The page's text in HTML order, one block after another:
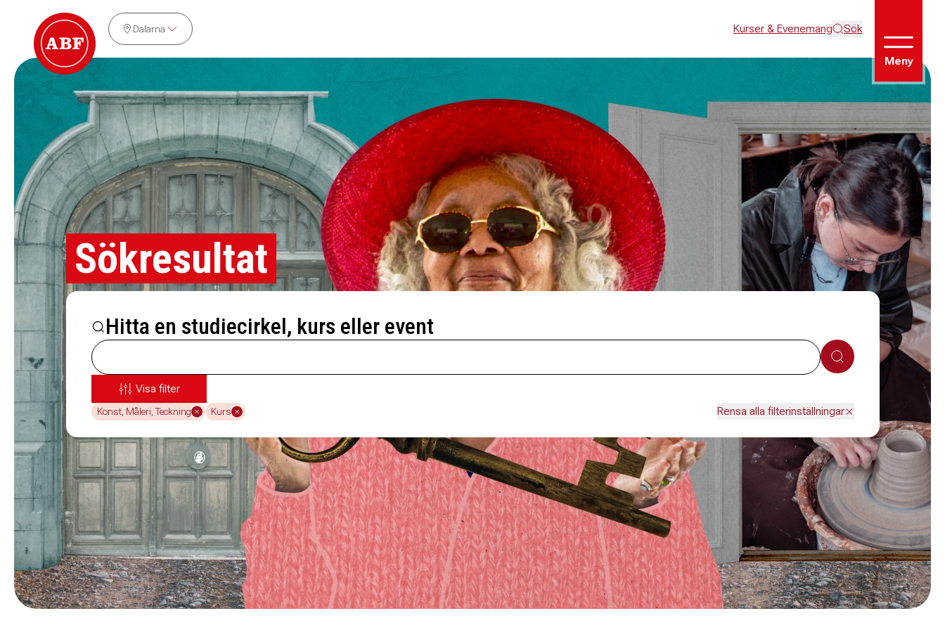
Dalarna Kurser & Evenemang Sök
Meny
Sökresultat
Hitta en studiecirkel, kurs eller event
Sök
Visa filter
Konst, Måleri, Teckning Kurs Rensa alla filterinställningar